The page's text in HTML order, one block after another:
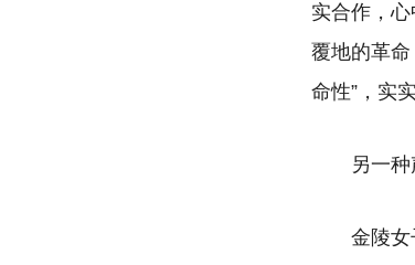
实合作，
覆地的革命
命性”，实
另一种
金陵